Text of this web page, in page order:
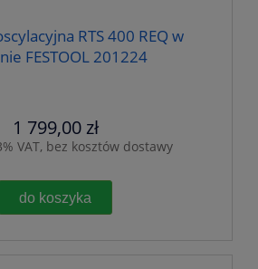
RTS 400 REQ w
FESTOOL 201224
1 799,00 zł
VAT, bez kosztów dostawy
do koszyka